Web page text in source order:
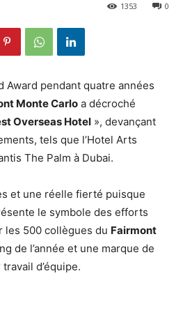
0
1353
Award pendant quatre années
Monte Carlo a décroché
Overseas Hotel », devançant
tels que l’Hotel Arts
The Palm à Dubai.
et une réelle fierté puisque
le symbole des efforts
les 500 collègues du Fairmont
de l’année et une marque de
d’équipe.